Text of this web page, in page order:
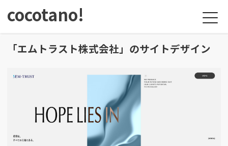
cocotano!
「エムトラスト株式会社」のサイトデザイン